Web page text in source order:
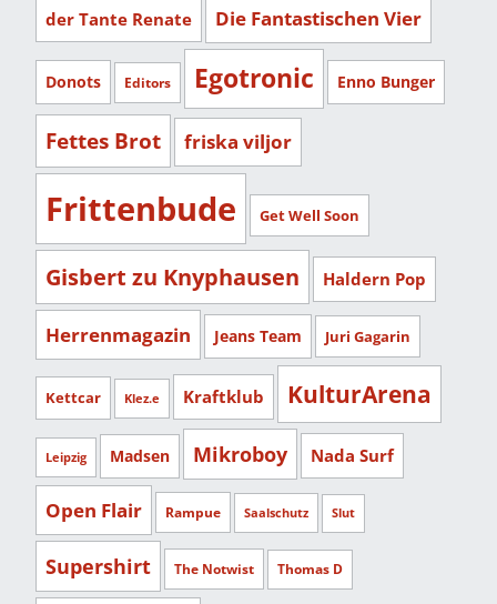
der Tante Renate Die Fantastischen Vier
Donots Editors Egotronic Enno Bunger
Fettes Brot friska viljor
Frittenbude Get Well Soon
Gisbert zu Knyphausen Haldern Pop
Herrenmagazin Jeans Team Juri Gagarin
Kettcar Klez.e Kraftklub KulturArena
Leipzig Madsen Mikroboy Nada Surf
Open Flair Rampue Saalschutz Slut
Supershirt The Notwist Thomas D